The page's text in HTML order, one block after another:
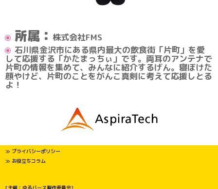
所属： 株式会社FMS
石川県金沢市にある県内最大の飲食街「片町」を愛
して応援する「かたまっちぃ」です。両耳のアンテナで
片町の情報を集めて、みんなに紹介するげん。寝ぼけた
顔やけど、片町のことをがんこ真剣に考えて応援しとる
よ！
≫ プライバシーポリシー
≫ お役立ちコラム
[主催：ゆるバース製作委員会]